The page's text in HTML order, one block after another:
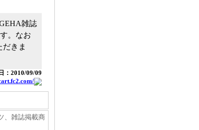
雑誌
。なお
きま
：2010/09/09
雑誌掲載商